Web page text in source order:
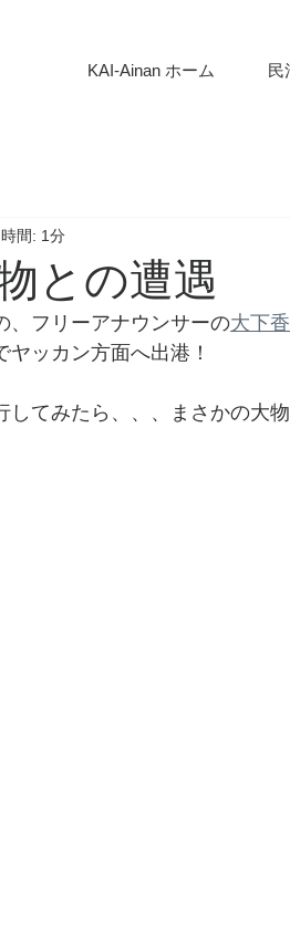
KAI-Ainan ホーム 民
との遭遇
間: 1分
、フリーアナウンサーの大下
ヤッカン方面へ出港！
てみたら、、、まさかの大